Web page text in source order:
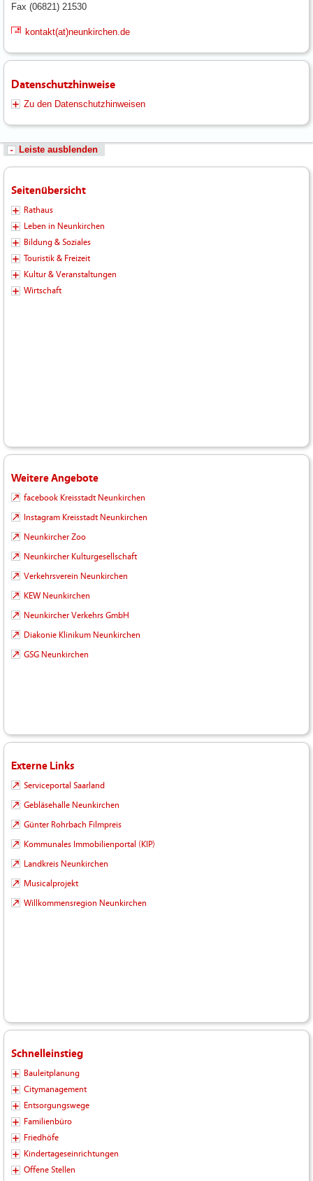
Fax (06821) 21530
kontakt(at)neunkirchen.de
Datenschutzhinweise
Zu den Datenschutzhinweisen
Leiste ausblenden
Seitenübersicht
Rathaus
Leben in Neunkirchen
Bildung & Soziales
Touristik & Freizeit
Kultur & Veranstaltungen
Wirtschaft
Weitere Angebote
facebook Kreisstadt Neunkirchen
Instagram Kreisstadt Neunkirchen
Neunkircher Zoo
Neunkircher Kulturgesellschaft
Verkehrsverein Neunkirchen
KEW Neunkirchen
Neunkircher Verkehrs GmbH
Diakonie Klinikum Neunkirchen
GSG Neunkirchen
Externe Links
Serviceportal Saarland
Gebläsehalle Neunkirchen
Günter Rohrbach Filmpreis
Kommunales Immobilienportal (KIP)
Landkreis Neunkirchen
Musicalprojekt
Willkommensregion Neunkirchen
Schnelleinstieg
Bauleitplanung
Citymanagement
Entsorgungswege
Familienbüro
Friedhöfe
Kindertageseinrichtungen
Offene Stellen